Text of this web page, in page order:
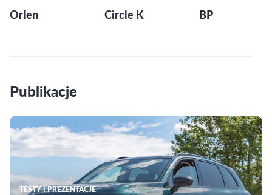
Orlen Circle K BP
Publikacje
TESTY I PREZENTACJE